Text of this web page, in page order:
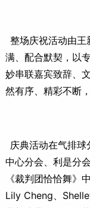
整场庆祝活动由
满、配合默契，以
妙串联嘉宾致辞、
然有序、精彩不断
庆典活动在气排
中心分会、利是分
《裁判团恰恰舞》
Lily Cheng、